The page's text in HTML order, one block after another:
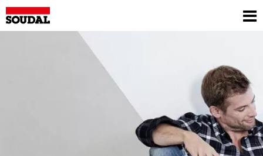
Skip
to
main